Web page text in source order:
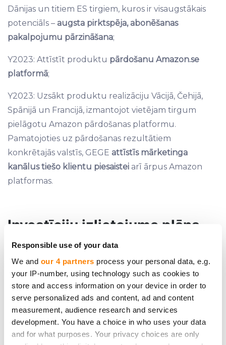
Responsible use of your data
We and our 4 partners process your personal data, e.g.
your IP-number, using technology such as cookies to
store and access information on your device in order to
serve personalized ads and content, ad and content
measurement, audience research and services
development. You have a choice in who uses your data
and for what purposes. Your privacy choices are only
Dānijas un titiem ES tirgiem, kuros ir visaugstākais
potenciāls – augsta pirktspēja, abonēšanas
pakalpojumu pārzināšana;
Y2023: Attīstīt produktu pārdošanu Amazon.se
platformā;
Y2023: Uzsākt produktu realizāciju Vācijā, Čehijā,
Spānijā un Francijā, izmantojot vietējam tirgum
pielāgotu Amazon pārdošanas platformu.
Pamatojoties uz pārdošanas rezultātiem
konkrētajās valstīs, GEGE attīstīs mārketinga
kanālus tiešo klientu piesaistei arī ārpus Amazon
platformas.
Investīciju izlietojuma plāns